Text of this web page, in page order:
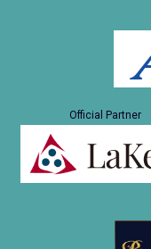
Official Partner